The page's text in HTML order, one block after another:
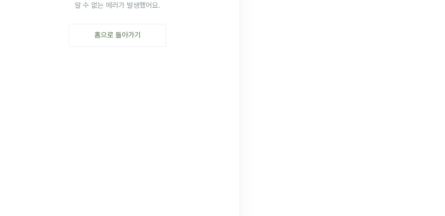
알 수 없는 에러가 발생했어요.
홈으로 돌아가기